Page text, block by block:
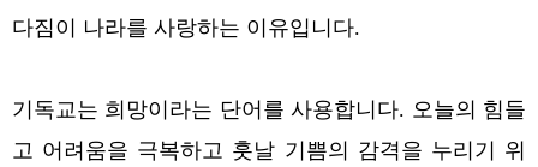
다짐이 나라를 사랑하는 이유입니다.
기독교는 희망이라는 단어를 사용합니다. 오늘의 힘들
고 어려움을 극복하고 훗날 기쁨의 감격을 누리기 위